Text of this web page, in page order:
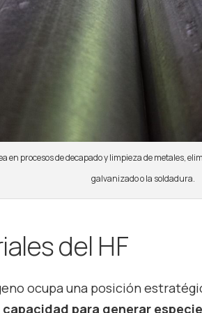
en procesos de decapado y limpieza de metales,
galvanizado o la soldadura.
del HF
ocupa una posición
capacidad para generar